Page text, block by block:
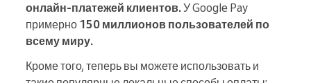
онлайн-платежей клиентов.У Google Pay
примерно 150 миллионов пользователей по
всему миру.
Кроме того, теперь вы можете использовать и